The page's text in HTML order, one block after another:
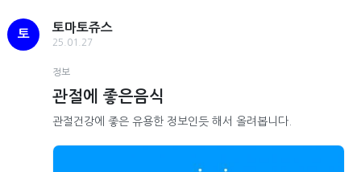
토
토마토쥬스
25.01.27
정보
관절에 좋은음식
관절건강에 좋은 유용한 정보인듯 해서 올려봅니다.